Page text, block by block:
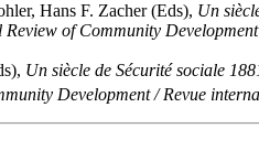
Hans F. Zacher (Eds), Un
of Community
Un siècle de Sécurité sociale
Development / Revue